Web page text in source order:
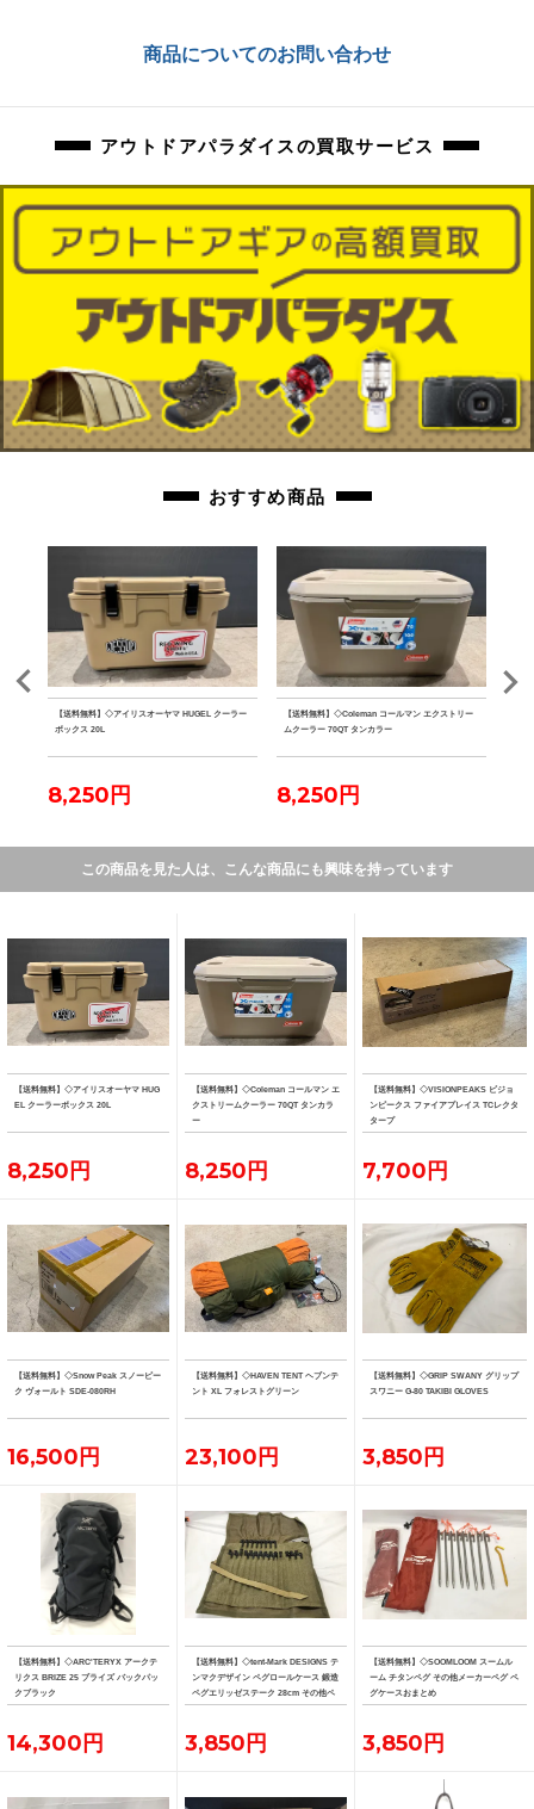
商品についてのお問い合わせ
アウトドアパラダイスの買取サービス
おすすめ商品
【送料無料】◇アイリスオーヤマ HUGEL クーラー
ボックス 20L
8,250円
【送料無料】◇Coleman コールマン エクストリー
ムクーラー 70QT タンカラー
8,250円
この商品を見た人は、こんな商品にも興味を持っています
【送料無料】◇アイリスオーヤマ HUG
EL クーラーボックス 20L
8,250円
【送料無料】◇Coleman コールマン エ
クストリームクーラー 70QT タンカラ
ー
8,250円
【送料無料】◇VISIONPEAKS ビジョ
ンピークス ファイアプレイス TCレクタ
タープ
7,700円
【送料無料】◇Snow Peak スノーピー
ク ヴォールト SDE-080RH
16,500円
【送料無料】◇HAVEN TENT ヘブンテ
ント XL フォレストグリーン
23,100円
【送料無料】◇GRIP SWANY グリップ
スワニー G-80 TAKIBI GLOVES
3,850円
【送料無料】◇ARC'TERYX アークテ
リクス BRIZE 25 ブライズ バックパッ
クブラック
14,300円
【送料無料】◇tent-Mark DESIGNS テ
ンマクデザイン ペグロールケース 鍛造
ペグエリッゼステーク 28cm その他ペ
グおまとめ
3,850円
【送料無料】◇SOOMLOOM スームル
ーム チタンペグ その他メーカーペグ ペ
グケースおまとめ
3,850円